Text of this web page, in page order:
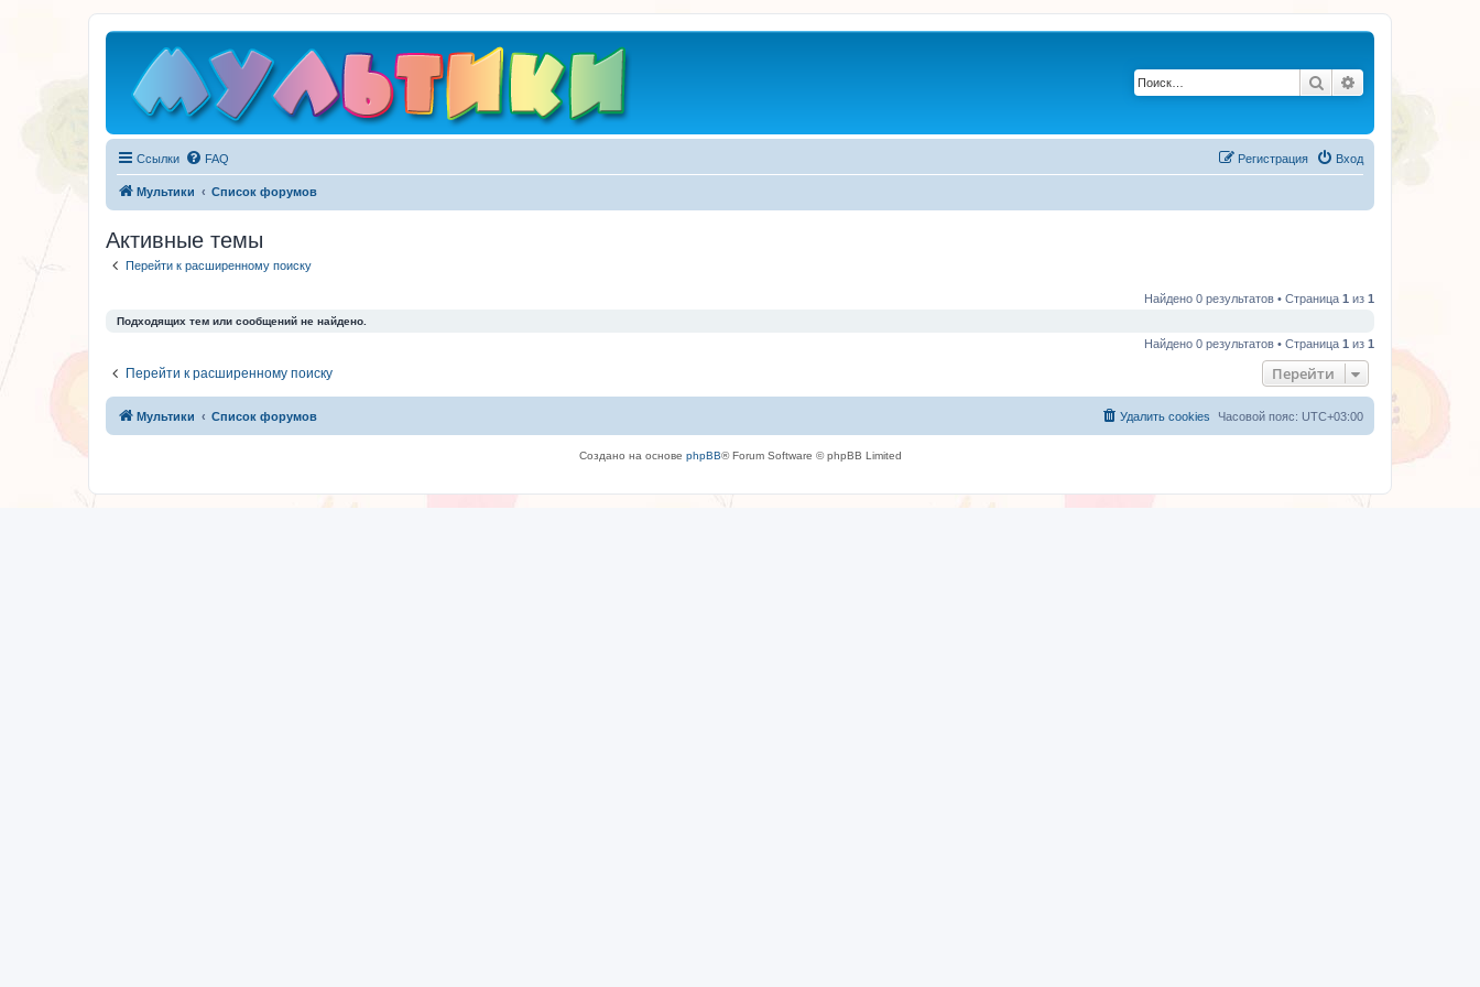
Поиск
Ссылки FAQ Вход
Регистрация
Мультики Список форумов
Активные темы
Перейти к расширенному поиску
Найдено 0 результатов • Страница 1 из 1
Подходящих тем или сообщений не найдено.
Найдено 0 результатов • Страница 1 из 1
Перейти к расширенному поиску Перейти
Мультики Список форумов Часовой пояс: UTC+03:00
Удалить cookies
Создано на основе phpBB® Forum Software © phpBB Limited